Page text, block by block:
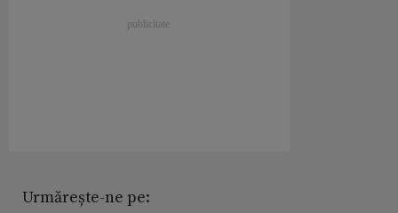
Urmărește-ne pe: